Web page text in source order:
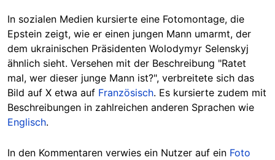
In sozialen Medien kursierte eine Fotomontage, die
Epstein zeigt, wie er einen jungen Mann umarmt, der
dem ukrainischen Präsidenten Wolodymyr Selenskyj
ähnlich sieht. Versehen mit der Beschreibung "Ratet
mal, wer dieser junge Mann ist?", verbreitete sich das
Bild auf X etwa auf Französisch. Es kursierte zudem mit
Beschreibungen in zahlreichen anderen Sprachen wie
Englisch.
In den Kommentaren verwies ein Nutzer auf ein Foto